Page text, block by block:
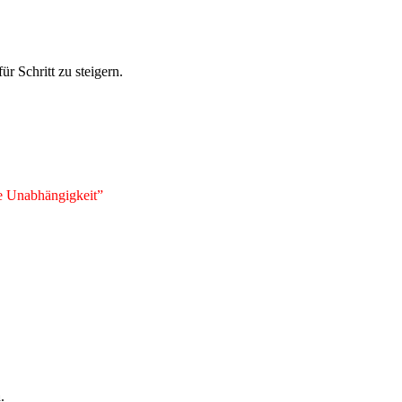
Schritt zu steigern.
Unabhängigkeit”